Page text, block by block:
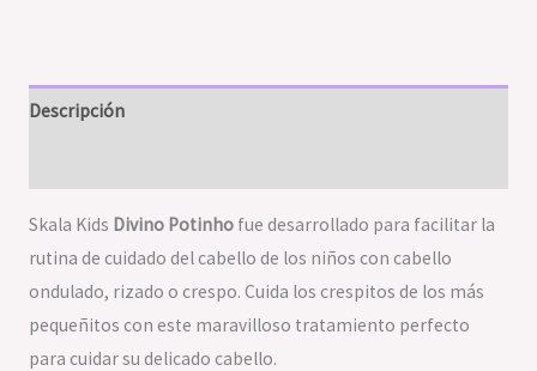
Descripción
Skala Kids Divino Potinhofue desarrollado para facilitar la
rutina de cuidado del cabello de los niños con cabello
ondulado, rizado o crespo. Cuida los crespitos de los más
pequeñitos con este maravilloso tratamiento perfecto
para cuidar su delicado cabello.